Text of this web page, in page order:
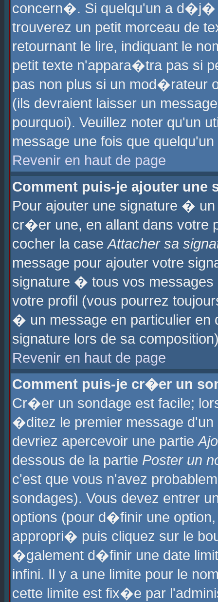
concern�. Si quelqu'un a
trouverez un petit morceau de
retournant le lire, indiquant le
petit texte n'appara�tra pas si
pas non plus si un mod�rateur
(ils devraient laisser un
pourquoi). Veuillez noter qu'un
message une fois que
Revenir en haut de page
Comment puis-je ajouter une
Pour ajouter une signature �
cr�er une, en allant dans
cocher la caseAttacher sa
message pour ajouter votre
signature � tous vos
votre profil (vous pourrez
� un message en particulier
signature lors de sa
Revenir en haut de page
Comment puis-je cr�er un
Cr�er un sondage est facile;
�ditez le premier message
devriez apercevoir une partie
dessous de la partie Poster un
c'est que vous n'avez
sondages). Vous devez entrer
options (pour d�finir une
appropri� puis cliquez sur le
�galement d�finir une date
infini. Il y a une limite pour le
cette limite est fix�e par